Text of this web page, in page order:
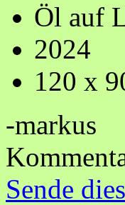
Öl auf
2024
120 x
-markus
Sende